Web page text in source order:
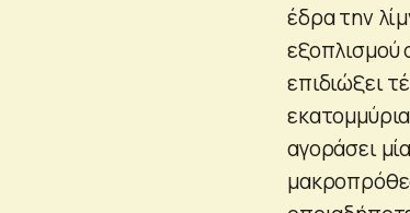
έδρα την
εξοπλισμού
επιδιώξει
αγοράσει